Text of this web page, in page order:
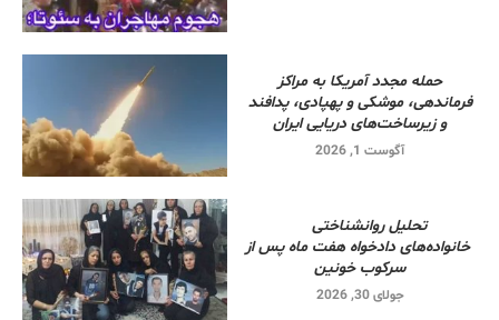
حمله مجدد آمریکا به مراکز
فرماندهی، موشکی و پهپادی، پدافند
و زیرساخت‌های دریایی ایران
آگوست 1, 2026
تحلیل روانشناختی
خانواده‌های دادخواه هفت ماه پس از
سرکوب خونین
جولای 30, 2026